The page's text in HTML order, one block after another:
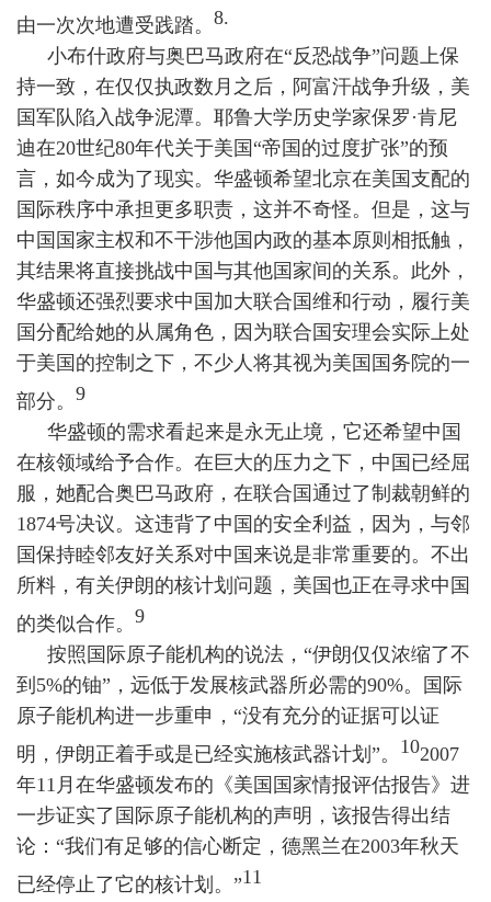
由一次次地遭受践踏。 8.
小布什政府与奥巴马政府在“反恐战争”问题上保
持一致，在仅仅执政数月之后，阿富汗战争升级，美
国军队陷入战争泥潭。耶鲁大学历史学家保罗·肯尼
迪在20世纪80年代关于美国“帝国的过度扩张”的预
言，如今成为了现实。华盛顿希望北京在美国支配的
国际秩序中承担更多职责，这并不奇怪。但是，这与
中国国家主权和不干涉他国内政的基本原则相抵触，
其结果将直接挑战中国与其他国家间的关系。此外，
华盛顿还强烈要求中国加大联合国维和行动，履行美
国分配给她的从属角色，因为联合国安理会实际上处
于美国的控制之下，不少人将其视为美国国务院的一
部分。 9
华盛顿的需求看起来是永无止境，它还希望中国
在核领域给予合作。在巨大的压力之下，中国已经屈
服，她配合奥巴马政府，在联合国通过了制裁朝鲜的
1874号决议。这违背了中国的安全利益，因为，与邻
国保持睦邻友好关系对中国来说是非常重要的。不出
所料，有关伊朗的核计划问题，美国也正在寻求中国
的类似合作。 9
按照国际原子能机构的说法，“伊朗仅仅浓缩了不
到 5%的铀”，远低于发展核武器所必需的90%。国际
原子能机构进一步重申，“没有充分的证据可以证
明，伊朗正着手或是已经实施核武器计划”。 102007
年11 月在华盛顿发布的《美国国家情报评估报告》进
一步证实了国际原子能机构的声明，该报告得出结
论：“我们有足够的信心断定，德黑兰在2003年秋天
已经停止了它的核计划。”11